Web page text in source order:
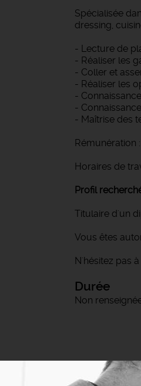
Spécialisée
dressing,
- Lecture de
- Réaliser les
- Coller et
- Réaliser les
-
-
- Maîtrise des
Rémunération
Horaires de
Profil
Titulaire d'un
Vous êtes
N'hésitez pas
Durée
Non